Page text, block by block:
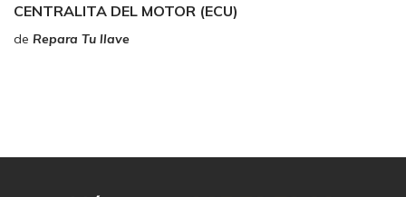
CENTRALITA DEL MOTOR (ECU)
de Repara Tu llave